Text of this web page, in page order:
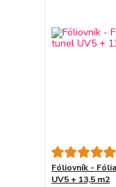
Fóliovník -
UV5 + 13,5 m2